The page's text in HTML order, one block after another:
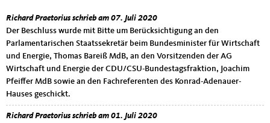
Der Beschluss wurde mit Bitte
Richard Praetorius schrieb am 07. Juli 2020
Der Beschluss wurde mit Bitte um Berücksichtigung an den
Parlamentarischen Staatssekretär beim Bundesminister für Wirtschaft
und Energie, Thomas Bareiß MdB, an den Vorsitzenden der AG
Wirtschaft und Energie der CDU/CSU-Bundestagsfraktion, Joachim
Pfeiffer MdB sowie an den Fachreferenten des Konrad-Adenauer-
Hauses geschickt.
Der Beschluss wurde als
Richard Praetorius schrieb am 01. Juli 2020